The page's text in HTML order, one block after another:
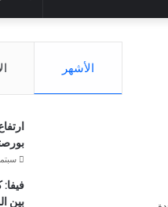
عشوائي
الأشهر
سبتمبر 11,
بين